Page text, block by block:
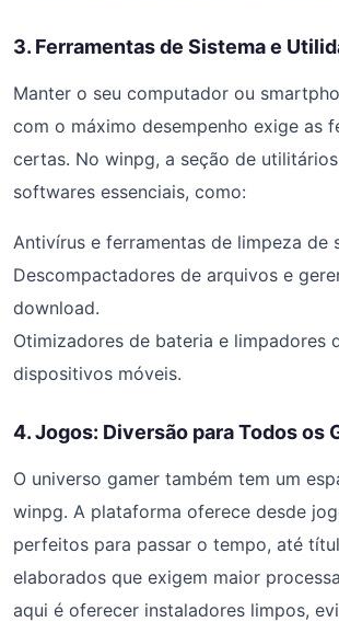
3. Ferramentas de Sistema e
Manter o seu computador ou
com o máximo desempenho exige as
certas. No winpg, a seção de
softwares essenciais, como:
Antivírus e ferramentas de limpeza de
Descompactadores de arquivos e
download.
Otimizadores de bateria e limpadores
dispositivos móveis.
4. Jogos: Diversão para Todos os
O universo gamer também tem um
winpg. A plataforma oferece desde
perfeitos para passar o tempo, até
elaborados que exigem maior
aqui é oferecer instaladores limpos,